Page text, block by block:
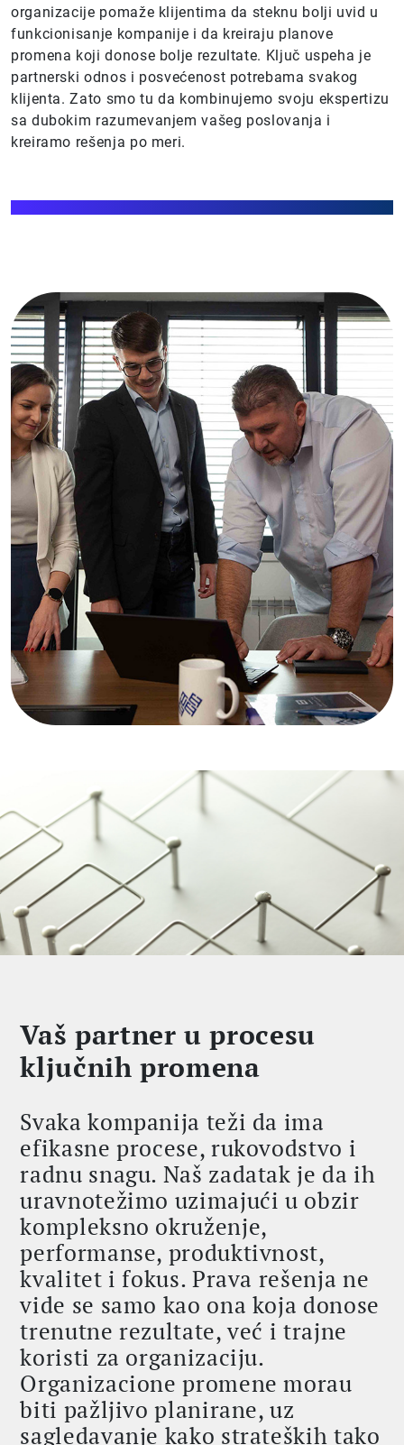
organizacije pomaže klijentima da steknu bolji uvid u
funkcionisanje kompanije i da kreiraju planove
promena koji donose bolje rezultate. Ključ uspeha je
partnerski odnos i posvećenost potrebama svakog
klijenta. Zato smo tu da kombinujemo svoju ekspertizu
sa dubokim razumevanjem vašeg poslovanja i
kreiramo rešenja po meri.
Vaš partner u procesu
ključnih promena
Svaka kompanija teži da ima
efikasne procese, rukovodstvo i
radnu snagu. Naš zadatak je da ih
uravnotežimo uzimajući u obzir
kompleksno okruženje,
performanse, produktivnost,
kvalitet i fokus. Prava rešenja ne
vide se samo kao ona koja donose
trenutne rezultate, već i trajne
koristi za organizaciju.
Organizacione promene morau
biti pažljivo planirane, uz
sagledavanje kako strateških tako